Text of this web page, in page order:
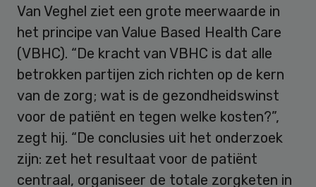
Van Veghel ziet een grote meerwaarde in
het principe van Value Based Health Care
(VBHC). “De kracht van VBHC is dat alle
betrokken partijen zich richten op de kern
van de zorg; wat is de gezondheidswinst
voor de patiënt en tegen welke kosten?”,
zegt hij. “De conclusies uit het onderzoek
zijn: zet het resultaat voor de patiënt
centraal, organiseer de totale zorgketen in